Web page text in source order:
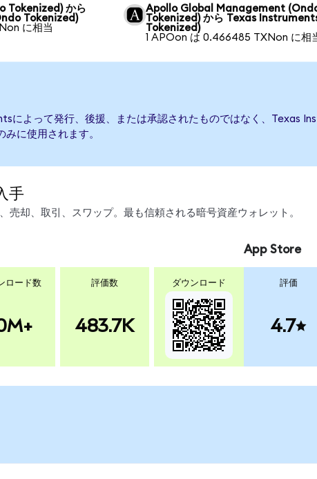
Tokenized) から
Tokenized)
に相当
Apollo Global Management
Tokenized) から Texas
Tokenized)
1 APOon は 0.466485 TXNon に相
によって発行、後援、または承認されたものではなく、Texas
に使用されます。
手
売却、取引、スワップ。最も信頼される暗号資産ウォレット。
ロード数 評価数
483.7K
ダウンロード
App Store
評価
4.7